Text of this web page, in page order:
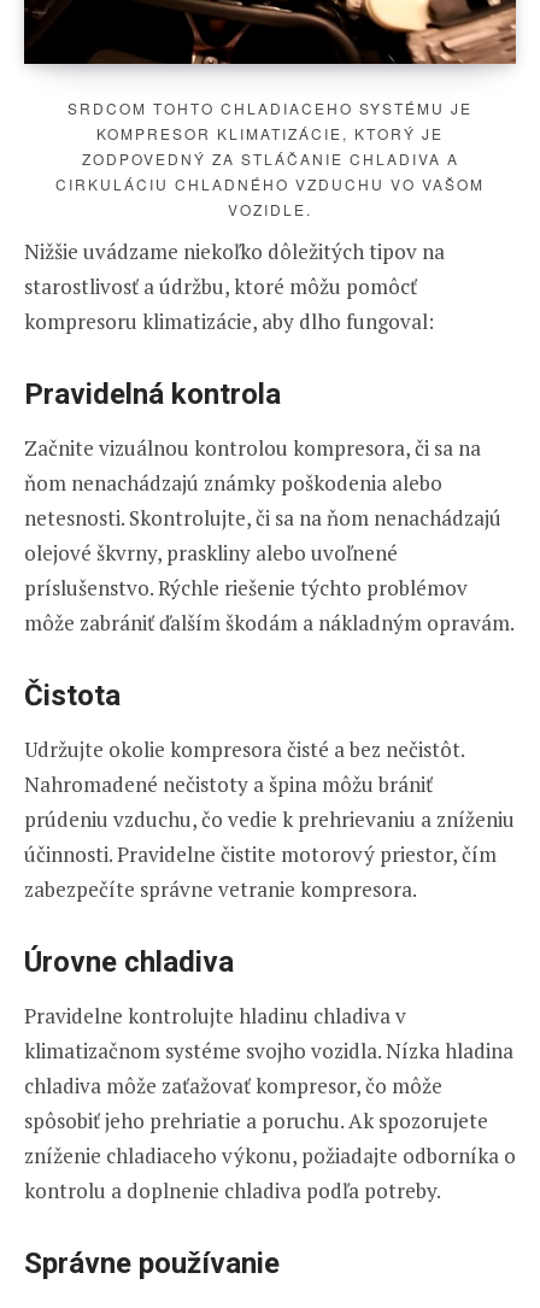
SRDCOM TOHTO CHLADIACEHO SYSTÉMU JE
KOMPRESOR KLIMATIZÁCIE, KTORÝ JE
ZODPOVEDNÝ ZA STLÁČANIE CHLADIVA A
CIRKULÁCIU CHLADNÉHO VZDUCHU VO VAŠOM
VOZIDLE.
Nižšie uvádzame niekoľko dôležitých tipov na
starostlivosť a údržbu, ktoré môžu pomôcť
kompresoru klimatizácie, aby dlho fungoval:
Pravidelná kontrola
Začnite vizuálnou kontrolou kompresora, či sa na
ňom nenachádzajú známky poškodenia alebo
netesnosti. Skontrolujte, či sa na ňom nenachádzajú
olejové škvrny, praskliny alebo uvoľnené
príslušenstvo. Rýchle riešenie týchto problémov
môže zabrániť ďalším škodám a nákladným opravám.
Čistota
Udržujte okolie kompresora čisté a bez nečistôt.
Nahromadené nečistoty a špina môžu brániť
prúdeniu vzduchu, čo vedie k prehrievaniu a zníženiu
účinnosti. Pravidelne čistite motorový priestor, čím
zabezpečíte správne vetranie kompresora.
Úrovne chladiva
Pravidelne kontrolujte hladinu chladiva v
klimatizačnom systéme svojho vozidla. Nízka hladina
chladiva môže zaťažovať kompresor, čo môže
spôsobiť jeho prehriatie a poruchu. Ak spozorujete
zníženie chladiaceho výkonu, požiadajte odborníka o
kontrolu a doplnenie chladiva podľa potreby.
Správne používanie